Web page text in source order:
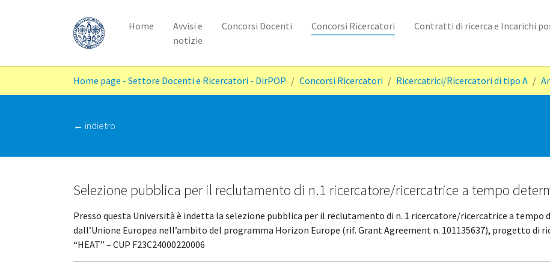
Home
Avvisi e
notizie
Concorsi Docenti Concorsi Ricercatori Contratti di ricerca e Incarichi
Home page - Settore Docenti e Ricercatori - DirPOP Concorsi Ricercatori Ricercatrici/Ricercatori di tipo A
‭← indietro
Selezione pubblica per il reclutamento di n.1 ricercatore/ricercatrice a tempo
Presso questa Università è indetta la selezione pubblica per il reclutamento di n. 1 ricercatore/ricercatrice a
dall’Unione Europea nell’ambito del programma Horizon Europe (rif. Grant Agreement n. 101135637), progetto di
“HEAT” – CUP F23C24000220006